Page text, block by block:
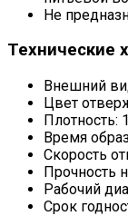
Не
Технические
Внешний
Цвет
Плотность:
Время
Скорость
Прочность
Рабочий
Срок